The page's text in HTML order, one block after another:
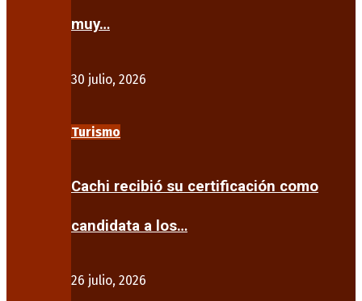
muy…
30 julio, 2026
Turismo
Cachi recibió su certificación como
candidata a los…
26 julio, 2026